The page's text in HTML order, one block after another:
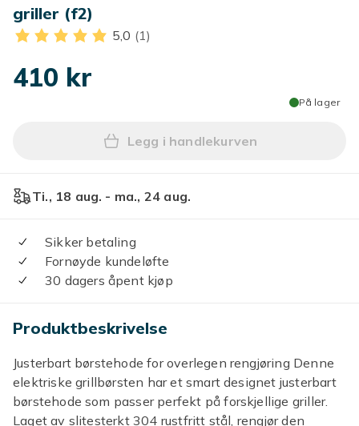
griller (f2)
5,0 (1)
410 kr
På lager
Legg Elektrisk grillbørste
Legg i handlekurven
Ti., 18 aug. - ma., 24 aug.
Sikker betaling
Fornøyde kundeløfte
30 dagers åpent kjøp
Produktbeskrivelse
Justerbart børstehode for overlegen rengjøring Denne
elektriske grillbørsten har et smart designet justerbart
børstehode som passer perfekt på forskjellige griller.
Laget av slitesterkt 304 rustfritt stål, rengjør den